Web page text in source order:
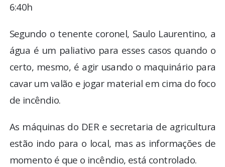
6:40h
Segundo o tenente coronel, Saulo Laurentino, a
água é um paliativo para esses casos quando o
certo, mesmo, é agir usando o maquinário para
cavar um valão e jogar material em cima do foco
de incêndio.
As máquinas do DER e secretaria de agricultura
estão indo para o local, mas as informações de
momento é que o incêndio, está controlado.